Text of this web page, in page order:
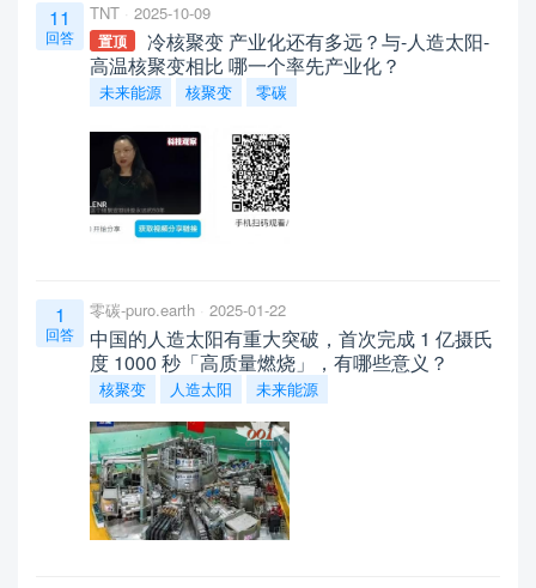
11
回答
TNT 2025-10-09
置顶
冷核聚变 产业化还有多远？与-人造太阳-
高温核聚变相比 哪一个率先产业化？
未来能源 核聚变 零碳
1
回答
零碳-puro.earth 2025-01-22
中国的人造太阳有重大突破，首次完成 1 亿摄氏
度 1000 秒「高质量燃烧」，有哪些意义？
核聚变 人造太阳 未来能源